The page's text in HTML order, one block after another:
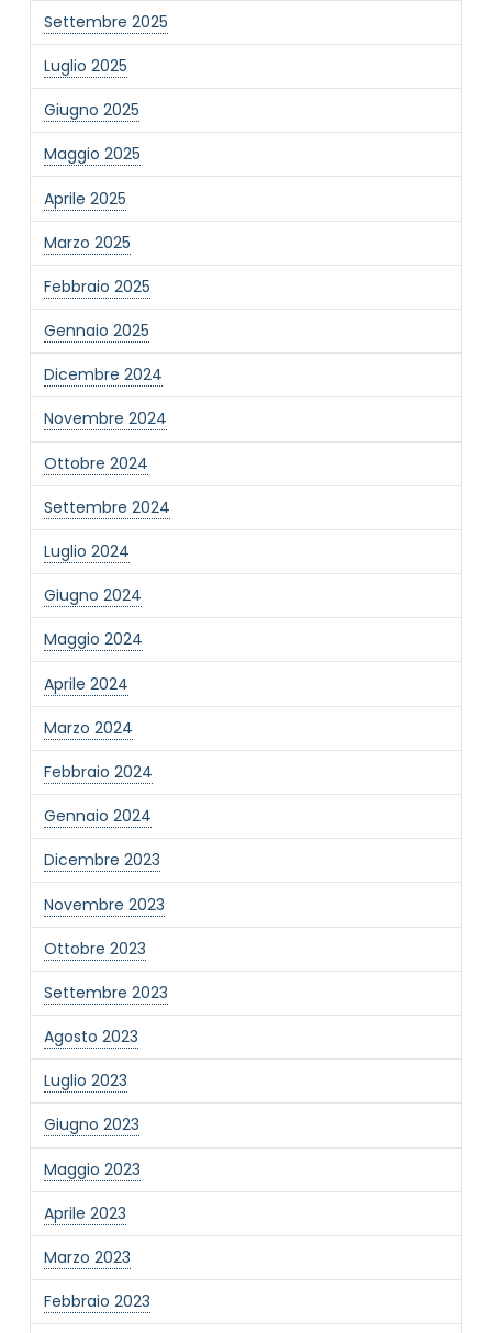
Settembre 2025
Luglio 2025
Giugno 2025
Maggio 2025
Aprile 2025
Marzo 2025
Febbraio 2025
Gennaio 2025
Dicembre 2024
Novembre 2024
Ottobre 2024
Settembre 2024
Luglio 2024
Giugno 2024
Maggio 2024
Aprile 2024
Marzo 2024
Febbraio 2024
Gennaio 2024
Dicembre 2023
Novembre 2023
Ottobre 2023
Settembre 2023
Agosto 2023
Luglio 2023
Giugno 2023
Maggio 2023
Aprile 2023
Marzo 2023
Febbraio 2023
NOME STRUTTURA
MAIL REFERENTE
MOTIVO DEL CONTATTO*
Informativa Privacy*
Ho preso visione dell'informativa privacy
Privacy Policy completa
Newsletter
Desidero rimanere aggiornato sulle ultime
novità dell'Associazione tramite l'iscrizione alla
newsletter